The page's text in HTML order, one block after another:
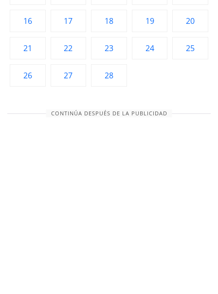
16 17 18 19 20
21 22 23 24 25
26 27 28
CONTINÚA DESPUÉS DE LA PUBLICIDAD